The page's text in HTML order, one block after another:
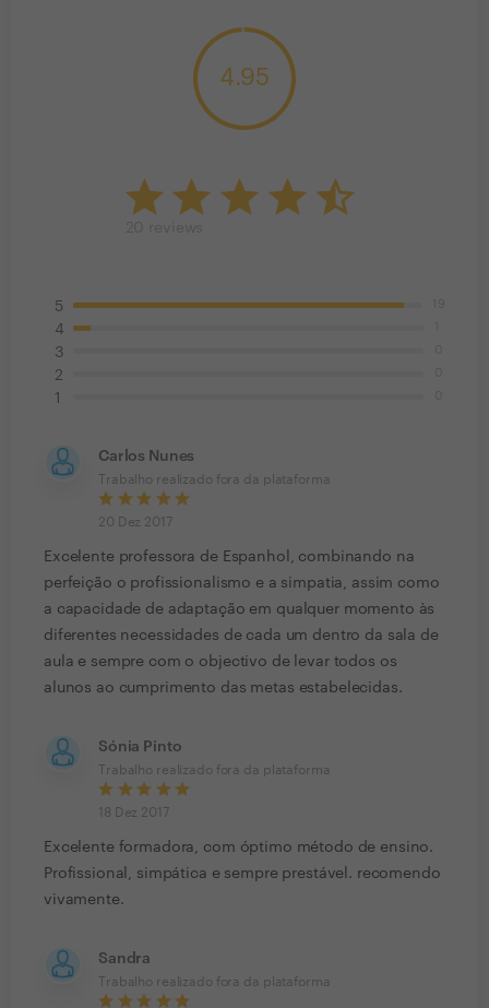
4.95
5
4
3
2
1
Carlos Nunes
Trabalho realizado fora da plataforma
20 Dez 2017
Excelente professora de Espanhol, combinando na
perfeição o profissionalismo e a simpatia, assim como
a capacidade de adaptação em qualquer momento às
diferentes necessidades de cada um dentro da sala de
aula e sempre com o objectivo de levar todos os
alunos ao cumprimento das metas estabelecidas.
Sónia Pinto
Trabalho realizado fora da plataforma
18 Dez 2017
Excelente formadora, com óptimo método de ensino.
Profissional, simpática e sempre prestável. recomendo
vivamente.
Sandra
Trabalho realizado fora da plataforma